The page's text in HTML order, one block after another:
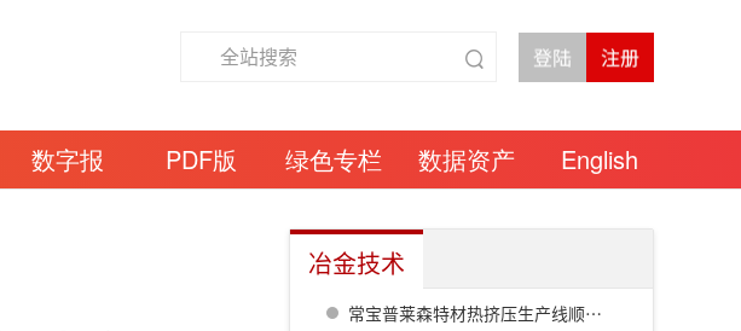
数字报 PDF版 绿色专栏 数据资产 English
冶金技术
常宝普莱森特材热挤压生产线顺利竣工